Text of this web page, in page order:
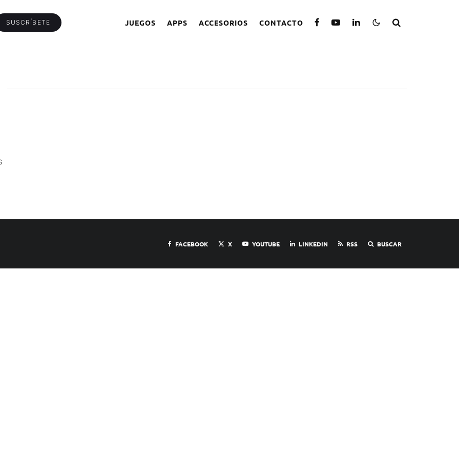
SUSCRÍBETE JUEGOS APPS ACCESORIOS CONTACTO
FACEBOOK X YOUTUBE LINKEDIN RSS BUSCAR